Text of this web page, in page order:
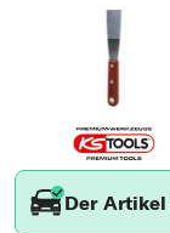
Der